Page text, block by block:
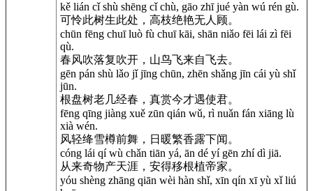
kě lián cǐ shù shēng cǐ chù, gāo zhī jué yàn wú rén gù.
可怜此树生此处，高枝绝艳无人顾。
chūn fēng chuī luò fù chuī kāi, shān niǎo fēi lái zì fēi
qù.
春风吹落复吹开，山鸟飞来自飞去。
gēn pán shù lǎo jǐ jīng chūn, zhēn shǎng jīn cái yù shǐ
jūn.
根盘树老几经春，真赏今才遇使君。
fēng qīng jiàng xuě zūn qián wǔ, rì nuǎn fán xiāng lù
xià wén.
风轻绛雪樽前舞，日暖繁香露下闻。
cóng lái qí wù chǎn tiān yá, ān dé yí gēn zhí dì jiā.
从来奇物产天涯，安得移根植帝家。
yóu shèng zhāng qiān wèi hàn shǐ, xīn qín xī yù xǐ liú